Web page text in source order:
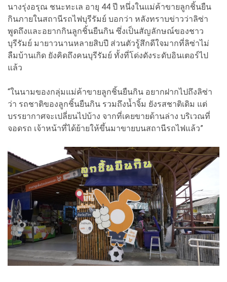
นางรุ่งอรุณ ชนะทะเล อายุ 44 ปี หนึ่งในแม่ค้าขายลูกชิ้นยืน
กินภายในสถานีรถไฟบุรีรัมย์ บอกว่า หลังทราบข่าวว่าลิซ่า
พูดถึงและอยากกินลูกชิ้นยืนกิน ซึ่งเป็นสัญลักษณ์ของชาว
บุรีรัมย์ มายาวนานหลายสิบปี ส่วนตัวรู้สึกดีใจมากที่ลิซ่าไม่
ลืมบ้านเกิด ยังคิดถึงคนบุรีรัมย์ ทั้งที่โด่งดังระดับอินเตอร์ไป
แล้ว
“ในนามของกลุ่มแม่ค้าขายลูกชิ้นยืนกิน อยากฝากไปถึงลิซ่า
ว่า รถชาติของลูกชิ้นยืนกิน รวมถึงน้ำจิ้ม ยังรสชาติเดิม แต่
บรรยากาศจะเปลี่ยนไปบ้าง จากที่เคยขายด้านล่าง บริเวณที่
จอดรถ เจ้าหน้าที่ได้ย้ายให้ขึ้นมาขายบนสถานีรถไฟแล้ว”